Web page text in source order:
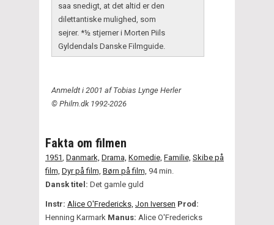
saa snedigt, at det altid er den
dilettantiske mulighed, som
sejrer. *½ stjerner i Morten Piils
Gyldendals Danske Filmguide.
Anmeldt i 2001 af Tobias Lynge Herler
© Philm.dk 1992-2026
Fakta om filmen
1951 Danmark, Drama, Komedie, Familie, Skibe på
film, Dyr på film, Børn på film, 94 min.
Dansk titel: Det gamle guld
Instr: Alice O'Fredericks, Jon Iversen Prod:
Henning Karmark Manus: Alice O'Fredericks